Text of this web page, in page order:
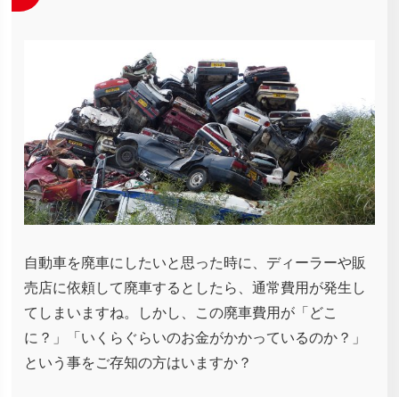
自動車を廃車にしたいと思った時に、ディーラーや販
売店に依頼して廃車するとしたら、通常費用が発生し
てしまいますね。しかし、この廃車費用が「どこ
に？」「いくらぐらいのお金がかかっているのか？」
という事をご存知の方はいますか？